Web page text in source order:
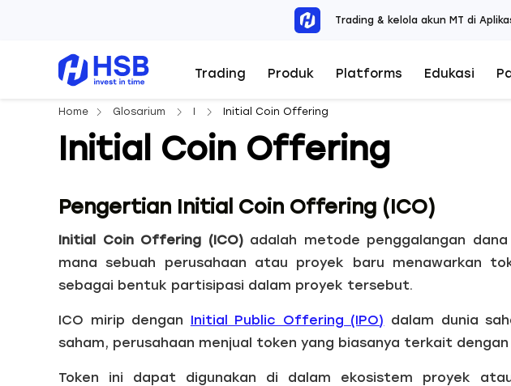
Trading & kelola akun MT di
Trading Produk Platforms Edukasi
Home Glosarium Initial Coin Offering
Initial Coin Offering
Pengertian Initial Coin Offering (ICO)
Initial Coin Offering (ICO)adalah metode penggalangan
mana sebuah perusahaan atau proyek baru menawarkan
sebagai bentuk partisipasi dalam proyek tersebut.
ICO mirip dengan Initial Public Offering (IPO) dalam dunia
saham, perusahaan menjual token yang biasanya terkait
Token ini dapat digunakan di dalam ekosistem proyek